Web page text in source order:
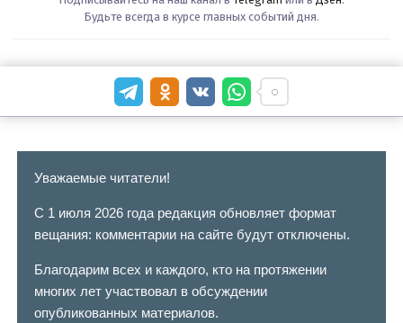
Будьте всегда в курсе главных событий дня.
Уважаемые читатели!
С 1 июля 2026 года редакция обновляет формат
вещания: комментарии на сайте будут отключены.
Благодарим всех и каждого, кто на протяжении
многих лет участвовал в обсуждении
опубликованных материалов.